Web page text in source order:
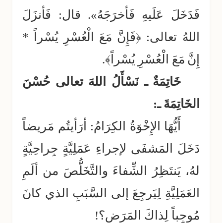
فَدَخَلَ عَلَيهِ فَأخرَجَهُ». قال: فَأنزَلَ
اللهُ تعالى: ﴿فَإِنَّ مَعَ الْعُسْرِ يُسْراً *
إِنَّ مَعَ الْعُسْرِ يُسْراً﴾.
خَاتِمَةٌ ـ نَسْأَلُ اللهَ تعالى حُسْنَ
الخَاتِمَةَ ـ:
أَيُّهَا الإِخْوَةُ الكِرَامُ: أرَأيتُم مَريضاً
دَخَلَ المَشفَى لإجراءِ عَمَلِيَّةٍ جِراحِيَّةٍ
لهُ، يَنتَظِرُ الشِّفاءَ والتَّخَلُّصَ من ألَمِ
العَمَلِيَّةِ لِيَرجِعَ إلى السَّبَبِ الذي كانَ
مُوجِباً لِذاكَ المَرَضِ؟!